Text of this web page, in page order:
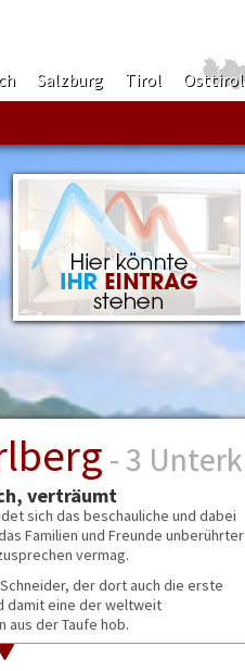
Salzburg Tirol Osttirol
- 3
verträumt
sich das beschauliche und dabei
Familien und Freunde unberührter
vermag.
der dort auch die erste
damit eine der weltweit
der Taufe hob.
einen der schönsten Nordhänge